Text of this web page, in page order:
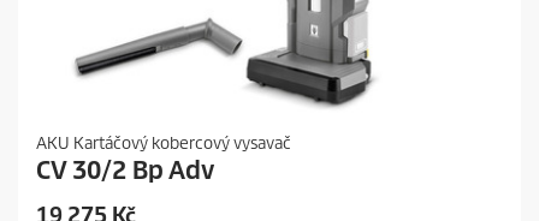
AKU Kartáčový kobercový vysavač
CV 30/2 Bp Adv
C